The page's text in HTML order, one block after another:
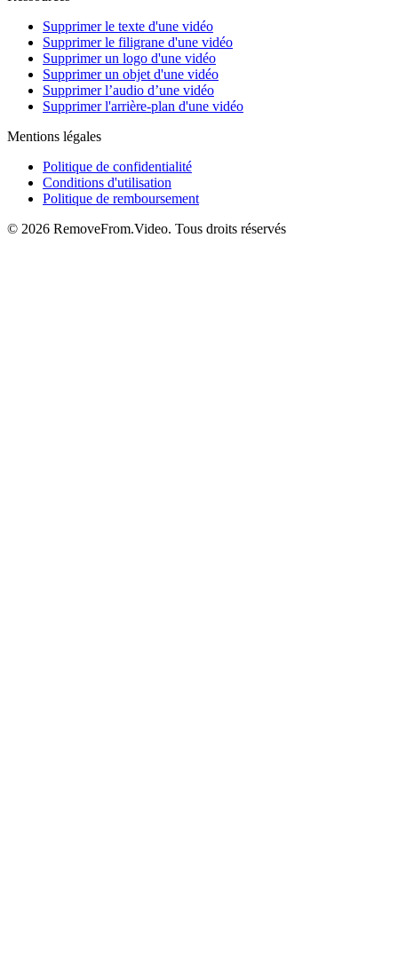
Supprimer le texte d'une vidéo
Supprimer le filigrane d'une vidéo
Supprimer un logo d'une vidéo
Supprimer un objet d'une vidéo
Supprimer l’audio d’une vidéo
Supprimer l'arrière-plan d'une vidéo
Mentions légales
Politique de confidentialité
Conditions d'utilisation
Politique de remboursement
© 2026 RemoveFrom.Video. Tous droits réservés